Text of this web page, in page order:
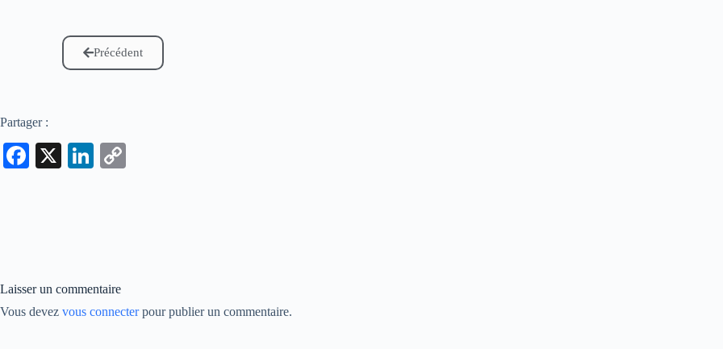
Précédent
Partager :
Fa
X
Li
Laisser un commentaire
Vous devez vous connecterpour publier un commentaire.